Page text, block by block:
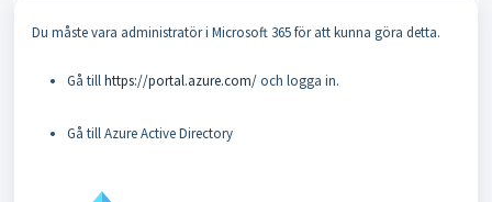
Du måste vara administratör i Microsoft 365 för att kunna göra detta.
Gå tillhttps://portal.azure.com/och logga in.
Gå till Azure Active Directory